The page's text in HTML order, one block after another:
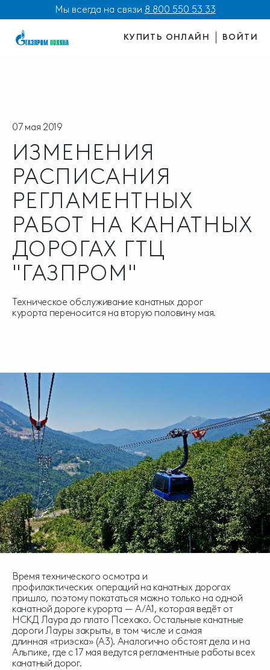
Мы всегда на связи 8 800 550 53 33
КУПИТЬ ОНЛАЙН ВОЙТИ
07 мая 2019
ИЗМЕНЕНИЯ
РАСПИСАНИЯ
РЕГЛАМЕНТНЫХ
РАБОТ НА КАНАТНЫХ
ДОРОГАХ ГТЦ
"ГАЗПРОМ"
Техническое обслуживание канатных дорог
курорта переносится на вторую половину мая.
Время технического осмотра и
профилактических операций на канатных дорогах
пришло, поэтому покататься можно только на одной
канатной дороге курорта — А/А1, которая ведёт от
НСКД Лаура до плато Псехако. Остальные канатные
дороги Лауры закрыты, в том числе и самая
длинная «триэска» (А3). Аналогично обстоят дела и на
Альпике, где с 17 мая ведутся регламентные работы всех
канатный дорог.